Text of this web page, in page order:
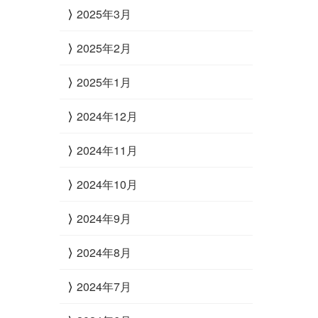
2025年3月
2025年2月
2025年1月
2024年12月
2024年11月
2024年10月
2024年9月
2024年8月
2024年7月